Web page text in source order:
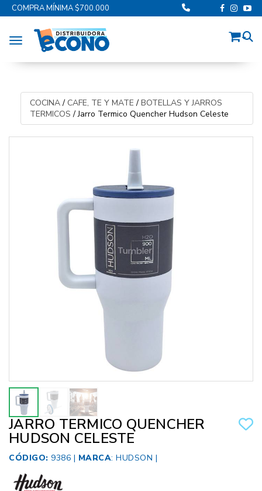
COMPRA MÍNIMA $700.000
Toggle navigation
COCINA/ CAFE, TE Y MATE / BOTELLAS Y JARROS
TERMICOS / Jarro Termico Quencher Hudson Celeste
JARRO TERMICO QUENCHER
HUDSON CELESTE
CÓDIGO: 9386 | MARCA: HUDSON |